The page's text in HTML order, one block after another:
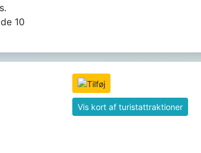
10
Vis kort af turistattraktioner